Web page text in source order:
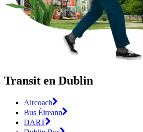
Transit en Dublin
Aircoach
Bus Éireann
DART